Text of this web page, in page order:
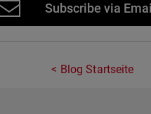
Subscribe via Email
Blog Startseite